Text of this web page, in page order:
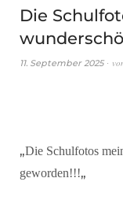
Die
11. September 2025
„Die Schulfotos
geworden!!!„